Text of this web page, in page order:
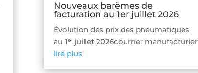
Nouveaux barèmes de
facturation au 1er juillet 2026
Évolution des prix des pneumatiques
au 1ᵉʳ juillet 2026courrier manufacturier
lire plus